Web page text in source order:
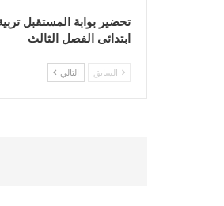
تحضير بوابة المستقبل
ابتدائى الفصل الثالث
السابق التالي